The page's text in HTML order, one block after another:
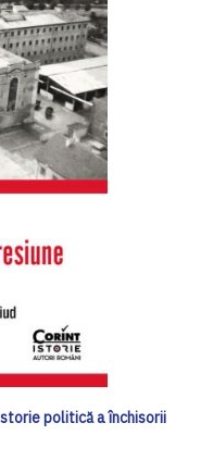
politică a închisorii